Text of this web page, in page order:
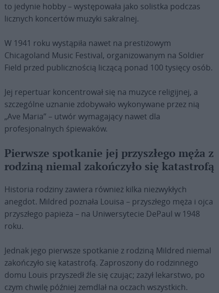
to jedynie hobby – występowała jako solistka podczas
licznych koncertów muzyki sakralnej.
W 1941 roku wystąpiła nawet na prestiżowym
Chicagoland Music Festival, organizowanym na Soldier
Field przed publicznością liczącą ponad 100 tysięcy osób.
Jej repertuar koncentrował się na muzyce religijnej, a
szczególne uznanie zdobywało wykonywane przez nią
„Ave Maria” – utwór wymagający nawet dla
profesjonalnych śpiewaków.
Pierwsze spotkanie jej przyszłego męża z
rodziną niemal zakończyło się katastrofą
Historia rodziny zawiera również kilka niezwykłych
anegdot. Mildred poznała Louisa – przyszłego męża i ojca
przyszłego papieża – na Uniwersytecie DePaul w 1948
roku.
Jednak jego pierwsze spotkanie z rodziną Mildred niemal
zakończyło się katastrofą. Zaproszony do rodzinnego
domu Louis przyszedł źle się czując; zażył lekarstwo, po
czym chwilę później zemdlał na oczach wszystkich.